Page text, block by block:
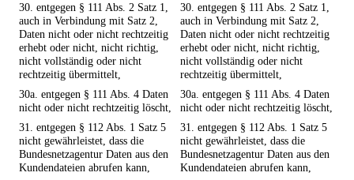
30. entgegen § 111 Abs. 2 Satz 1,
auch in Verbindung mit Satz 2,
Daten nicht oder nicht rechtzeitig
erhebt oder nicht, nicht richtig,
nicht vollständig oder nicht
rechtzeitig übermittelt,
30. entgegen § 111 Abs. 2 Satz 1,
auch in Verbindung mit Satz 2,
Daten nicht oder nicht rechtzeitig
erhebt oder nicht, nicht richtig,
nicht vollständig oder nicht
rechtzeitig übermittelt,
30a. entgegen § 111 Abs. 4 Daten
nicht oder nicht rechtzeitig löscht,
30a. entgegen § 111 Abs. 4 Daten
nicht oder nicht rechtzeitig löscht,
31. entgegen § 112 Abs. 1 Satz 5
nicht gewährleistet, dass die
Bundesnetzagentur Daten aus den
Kundendateien abrufen kann,
31. entgegen § 112 Abs. 1 Satz 5
nicht gewährleistet, dass die
Bundesnetzagentur Daten aus den
Kundendateien abrufen kann,